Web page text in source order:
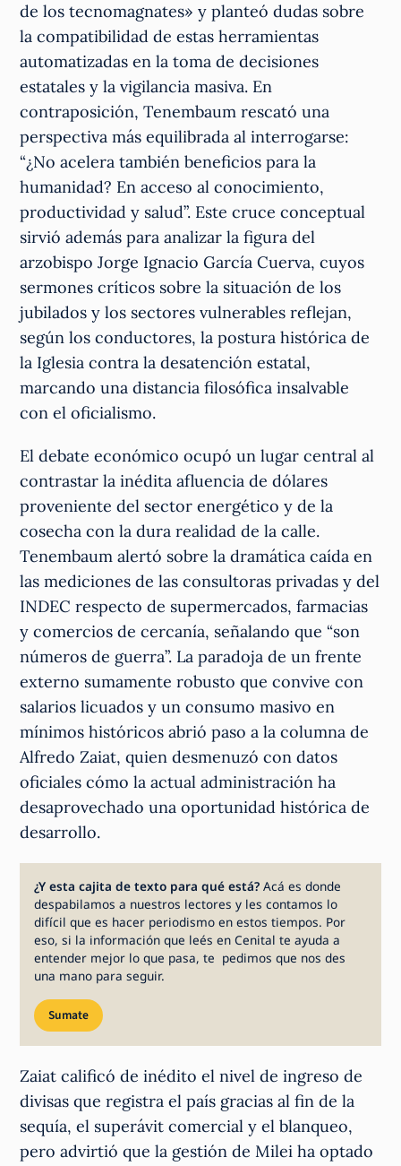
de los tecnomagnates» y planteó dudas sobre
la compatibilidad de estas herramientas
automatizadas en la toma de decisiones
estatales y la vigilancia masiva. En
contraposición, Tenembaum rescató una
perspectiva más equilibrada al interrogarse:
“¿No acelera también beneficios para la
humanidad? En acceso al conocimiento,
productividad y salud”. Este cruce conceptual
sirvió además para analizar la figura del
arzobispo Jorge Ignacio García Cuerva, cuyos
sermones críticos sobre la situación de los
jubilados y los sectores vulnerables reflejan,
según los conductores, la postura histórica de
la Iglesia contra la desatención estatal,
marcando una distancia filosófica insalvable
con el oficialismo.
El debate económico ocupó un lugar central al
contrastar la inédita afluencia de dólares
proveniente del sector energético y de la
cosecha con la dura realidad de la calle.
Tenembaum alertó sobre la dramática caída en
las mediciones de las consultoras privadas y del
INDEC respecto de supermercados, farmacias
y comercios de cercanía, señalando que “son
números de guerra”. La paradoja de un frente
externo sumamente robusto que convive con
salarios licuados y un consumo masivo en
mínimos históricos abrió paso a la columna de
Alfredo Zaiat, quien desmenuzó con datos
oficiales cómo la actual administración ha
desaprovechado una oportunidad histórica de
desarrollo.
¿Y esta cajita de texto para qué está?Acá es donde
despabilamos a nuestros lectores y les contamos lo
difícil que es hacer periodismo en estos tiempos. Por
eso, si la información que leés en Cenital te ayuda a
entender mejor lo que pasa, te pedimos que nos des
una mano para seguir.
Sumate
Zaiat calificó de inédito el nivel de ingreso de
divisas que registra el país gracias al fin de la
sequía, el superávit comercial y el blanqueo,
pero advirtió que la gestión de Milei ha optado